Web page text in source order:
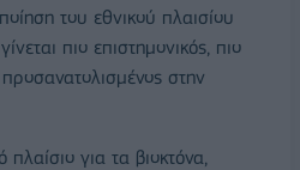
του εθνικού πλαισίου
πιο επιστημονικός, πιο
στην
πλαίσιο για τα βιοκτόνα,